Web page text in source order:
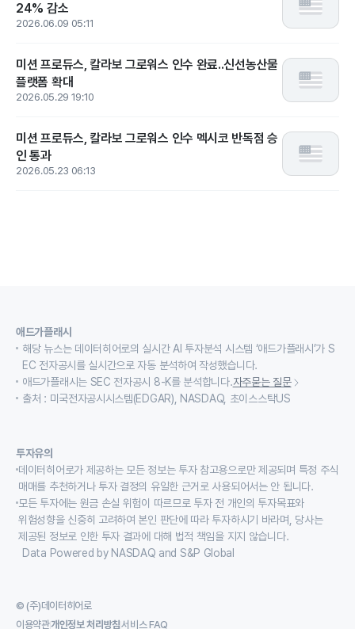
24% 감소
2026.06.09 05:11
미션 프로듀스, 칼라보 그로워스 인수 완료..신선농산물
플랫폼 확대
2026.05.29 19:10
미션 프로듀스, 칼라보 그로워스 인수 멕시코 반독점 승
인 통과
2026.05.23 06:13
애드가플래시
해당 뉴스는 데이터히어로의 실시간 AI 투자분석 시스템 ‘애드가플래시’가 S
EC 전자공시를 실시간으로 자동 분석하여 작성했습니다.
애드가플래시는 SEC 전자공시 8-K를 분석합니다.자주묻는 질문
출처 : 미국전자공시시스템(EDGAR), NASDAQ, 초이스스탁US
투자유의
데이터히어로가 제공하는 모든 정보는 투자 참고용으로만 제공되며 특정 주식
매매를 추천하거나 투자 결정의 유일한 근거로 사용되어서는 안 됩니다.
모든 투자에는 원금 손실 위험이 따르므로 투자 전 개인의 투자목표와
위험성향을 신중히 고려하여 본인 판단에 따라 투자하시기 바라며, 당사는
제공된 정보로 인한 투자 결과에 대해 법적 책임을 지지 않습니다.
Data Powered by NASDAQ and S&P Global
© (주)데이터히어로
이용약관개인정보 처리방침서비스 FAQ